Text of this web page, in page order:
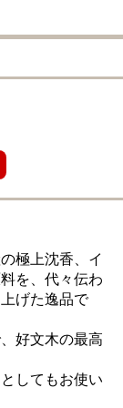
極上沈香、イ
を、代々伝わ
げた逸品で
好文木の最高
してもお使い